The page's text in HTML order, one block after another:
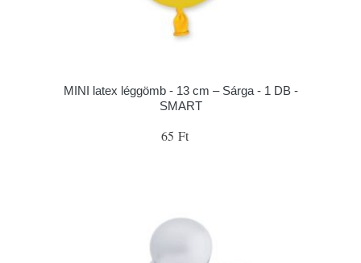
MINI latex léggömb - 13 cm – Sárga - 1 DB -
SMART
65 Ft